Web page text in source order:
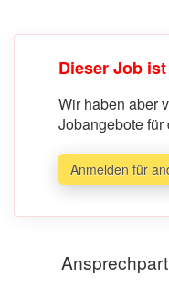
Dieser Job
Wir haben aber
Jobangebote für
Anmelden für